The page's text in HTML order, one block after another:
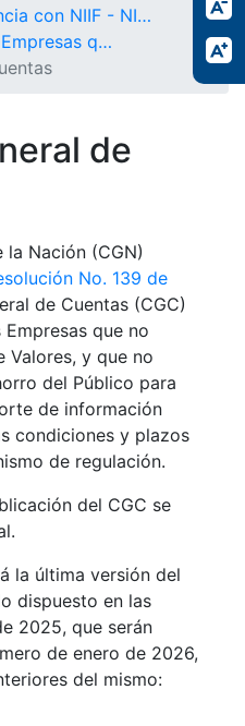
RCP en convergencia con NIIF - NICSP
Marco Normativo para Empresas que no Cotizan en el Mercado de Valores, y que no Captan ni Administran Ahorro del Público
de
la Nación (CGN)
No. 139 de
de Cuentas (CGC)
que no
Valores, y que no
del Público para
de información
condiciones y plazos
de regulación.
del CGC se
la última versión del
dispuesto en las
2025, que serán
de enero de 2026,
del mismo: